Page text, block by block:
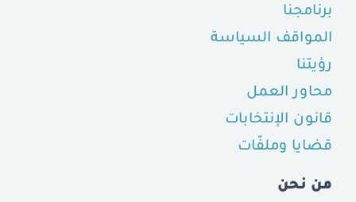
برنامجنا
المواقف السياسة
رؤيتنا
محاور العمل
قانون الإنتخابات
قضايا وملفّات
من نحن